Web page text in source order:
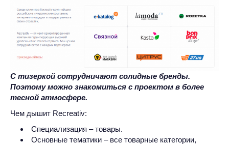
С тизеркой сотрудничают солидные бренды.
Поэтому можно знакомиться с проектом в более
тесной атмосфере.
Чем дышит Recreativ:
Специализация – товары.
Основные тематики – все товарные категории,